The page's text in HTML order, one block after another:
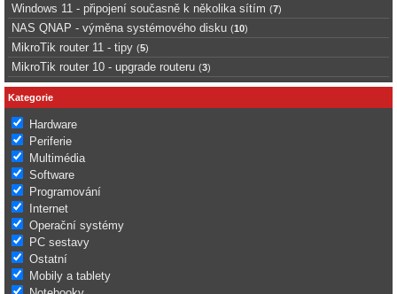
Windows 11 - připojení současně k několika sítím (7)
NAS QNAP - výměna systémového disku (10)
MikroTik router 11 - tipy (5)
MikroTik router 10 - upgrade routeru (3)
Kategorie
Hardware
Periferie
Multimédia
Software
Programování
Internet
Operační systémy
PC sestavy
Ostatní
Mobily a tablety